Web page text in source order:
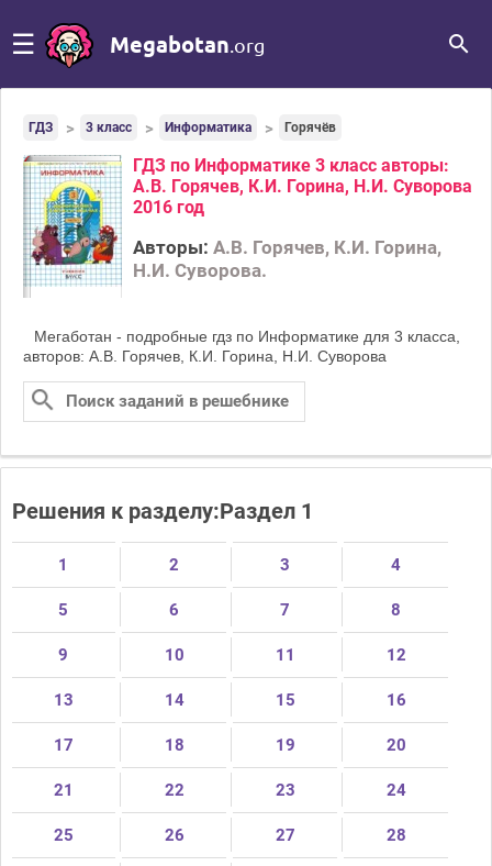
☰ Megabotan .org
ГДЗ 3 класс Информатика Горячёв
ГДЗ по Информатике 3 класс авторы:
А.В. Горячев, К.И. Горина, Н.И. Суворова
2016 год
Авторы: А.В. Горячев, К.И. Горина,
Н.И. Суворова.
Мегаботан - подробные гдз по Информатике для 3 класса,
авторов: А.В. Горячев, К.И. Горина, Н.И. Суворова
Решения к разделу:Раздел 1
1 2 3 4
5 6 7 8
9 10 11 12
13 14 15 16
17 18 19 20
21 22 23 24
25 26 27 28